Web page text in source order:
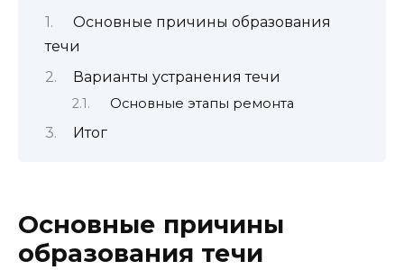
Основные причины образования
течи
Варианты устранения течи
Основные этапы ремонта
Итог
Основные причины
образования течи